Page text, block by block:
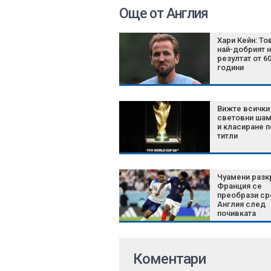
Още от Англия
Хари Кейн:
най-добрият
резултат от 60
години
Вижте всички
световни
и класиране
титли
Чуамени
Франция се
преобрази
Англия след
почивката
Коментари